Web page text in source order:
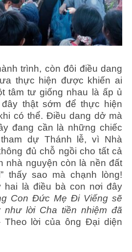
trình, còn đôi điều dang
thực hiện được khiến ai
tâm tư giống nhau là ấp ủ
thật sớm để thực hiện
có thể. Điều dang dở mà
đang cần là những chiếc
dự Thánh lễ, vì Nhà
đủ chỗ ngồi cho tất cả
nhà nguyện còn là nền đất
thấy sao mà chạnh lòng!
hai là điều bà con nơi đây
Con Đức Mẹ Đi Viếng sẽ
như lời Cha tiền nhiệm đã
Theo lời của ông Đại diện